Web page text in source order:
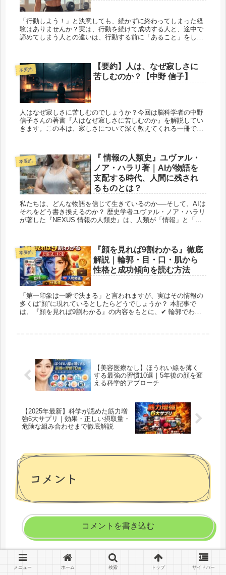
「行動しよう！」と決意しても、続かずに終わってしまった経
験はありませんか？実は、行動を続けて成功する人と、途中で
諦めてしまう人との違いは、行動する前に「あること」をして
本要約
【要約】人は、なぜ寂しさに
苦しむのか？【中野 信子】
人はなぜ寂しさに苦しむのでしょうか？今回は脳科学者の中野
信子さんの著書『人はなぜ寂しさに苦しむのか』を解説してい
きます。この本は、寂しさについて深く教えてくれる一冊で
本要約
『 情報の人類史』ユヴァル・
ノア・ハラリ著｜AIが物語を
支配する時代、人間に残され
るものとは？
私たちは、どんな物語を信じて生きているのか──そして、AIは
それをどう書き換えるのか？ 歴史学者ユヴァル・ノア・ハラリ
が著した『NEXUS 情報の人類史』は、人類が「情報」と「物
本要約
『顔を見れば9割わかる』徹底
解説｜輪郭・目・口・肌から
性格と成功傾向を読む方法
「第一印象は一瞬で決まる」と言われますが、実はその情報の
多くは“顔”に現れているとしたらどうでしょうか？ 本記事で
は、『顔を見れば9割わかる』の内容をもとに、✔ 輪郭でわか
【美容医療なし】ほうれい線を薄く
する最強の習慣10選｜5年後の顔を変
える科学的アプローチ
【2025年最新】科学が認めた筋力増
強6大サプリ｜効果・正しい摂取量・
危険な組み合わせまで徹底解説
コメント
コメントを書き込む
メニュー ホーム 検索 トップ サイドバー